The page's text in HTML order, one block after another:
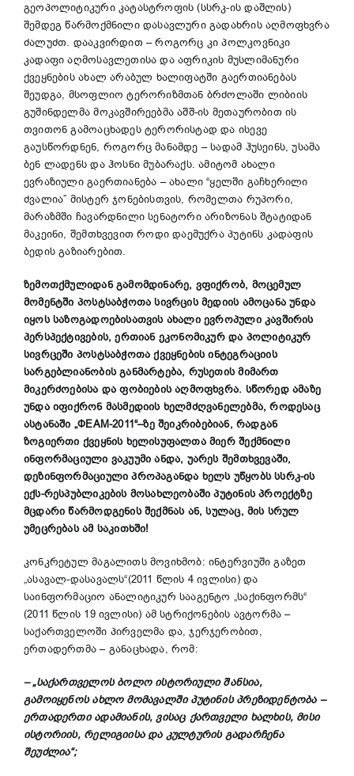
გეოპოლიტიკური კატასტროფის (სსრკ-ის დაშლის)
შემდეგ წარმოქმნილი დასავლური გადახრის აღმოფხვრა
ძალუძთ. დააკვირდით – როგორც კი პოლკოვნიკი
კადაფი აღმოსავლეთისა და აფრიკის მუსლიმანური
ქვეყნების ახალ არაბულ ხალიფატში გაერთიანებას
შეუდგა, მსოფლიო ტერორიზმთან ბრძოლაში ლიბიის
გუშინდელმა მოკავშირეებმა აშშ-ის მეთაურობით ის
თვითონ გამოაცხადეს ტერორისტად და ისევე
გაუსწორდნენ, როგორც მანამდე – სადამ ჰუსეინს, უსამა
ბენ ლადენს და ჰოსნი მუბარაქს. ამიტომ ახალი
ევრაზიული გაერთიანება – ახალი “ყელში გაჩხერილი
ძვალია” მისტერ ჯონებისთვის, რომელთა რუპორი,
მარაზმში ჩავარდნილი სენატორი არიზონას შტატიდან
მაკეინი, შემთხვევით როდი დაემუქრა პუტინს კადაფის
ბედის გაზიარებით.
ზემოთქმულიდან გამომდინარე, ვფიქრობ, მოცემულ
მომენტში პოსტსაბჭოთა სივრცის მედიის ამოცანა უნდა
იყოს საზოგადოებისათვის ახალი ევროპული კავშირის
პერსპექტივების, ერთიან ეკონომიკურ და პოლიტიკურ
სივრცეში პოსტსაბჭოთა ქვეყნების ინტეგრაციის
სარგებლიანობის განმარტება, რუსეთის მიმართ
მიკერძოებისა და ფობიების აღმოფხვრა. სწორედ ამაზე
უნდა იფიქრონ მასმედიის ხელმძღვანელებმა, როდესაც
ასტანაში „ФЕАМ-2011“–ზე შეიკრიბებიან, რადგან
ზოგიერთი ქვეყნის ხელისუფალთა მიერ შექმნილი
ინფორმაციული ვაკუუმი ანდა, უარეს შემთხვევაში,
დეზინფორმაციული პროპაგანდა ხელს უწყობს სსრკ-ის
ექს-რესპუბლიკების მოსახლეობაში პუტინის პროექტზე
მცდარი წარმოდგენის შექმნას ან, სულაც, მის სრულ
უმეცრებას ამ საკითხში!
კონკრეტულ მაგალითს მოვიხმობ: ინტერვიუში გაზეთ
„ასავალ-დასავალს“(2011 წლის 4 ივლისი) და
საინფორმაციო ანალიტიკურ სააგენტო „საქინფორმს“
(2011 წლის 19 ივლისი) ამ სტრიქონების ავტორმა –
საქართველოში პირველმა და, ჯერჯერობით,
ერთადერთმა – განაცხადა, რომ:
– „საქართველოს ბოლო ისტორიული შანსია,
გამოიყენოს ახლო მომავალში პუტინის პრეზიდენტობა –
ერთადერთი ადამიანის, ვისაც ქართველი ხალხის, მისი
ისტორიის, რელიგიისა და კულტურის გადარჩენა
შეუძლია“;